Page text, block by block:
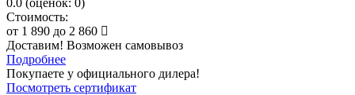
Стоимость:
от 1 890 до 2 860
Доставим! Возможен самовывоз
Подробнее
Покупаете у официального дилера!
Посмотреть сертификат